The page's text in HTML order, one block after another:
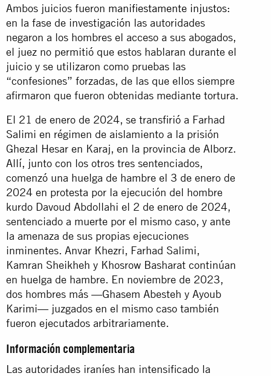
Ambos juicios fueron manifiestamente injustos:
en la fase de investigación las autoridades
negaron a los hombres el acceso a sus abogados,
el juez no permitió que estos hablaran durante el
juicio y se utilizaron como pruebas las
“confesiones” forzadas, de las que ellos siempre
afirmaron que fueron obtenidas mediante tortura.
El 21 de enero de 2024, se transfirió a Farhad
Salimi en régimen de aislamiento a la prisión
Ghezal Hesar en Karaj, en la provincia de Alborz.
Allí, junto con los otros tres sentenciados,
comenzó una huelga de hambre el 3 de enero de
2024 en protesta por la ejecución del hombre
kurdo Davoud Abdollahi el 2 de enero de 2024,
sentenciado a muerte por el mismo caso, y ante
la amenaza de sus propias ejecuciones
inminentes. Anvar Khezri, Farhad Salimi,
Kamran Sheikheh y Khosrow Basharat continúan
en huelga de hambre. En noviembre de 2023,
dos hombres más —Ghasem Abesteh y Ayoub
Karimi— juzgados en el mismo caso también
fueron ejecutados arbitrariamente.
Información complementaria
Las autoridades iraníes han intensificado la